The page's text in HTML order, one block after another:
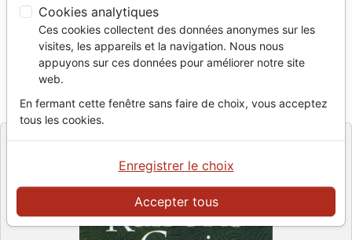
10 raisons de croire que Dieu offre le
don parfait
Auteur :Mart DeHaan
Référence
EditeurMinistères Notre Pain Quotidien
Cookies analytiques
Ces cookies collectent des données anonymes sur les
visites, les appareils et la navigation. Nous nous
appuyons sur ces données pour améliorer notre site
web.
En fermant cette fenêtre sans faire de choix, vous acceptez
tous les cookies.
Accepter tous
Enregistrer le choix